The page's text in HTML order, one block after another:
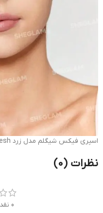
اسپری فیکس شیگلم مدل زرد Matt fresh
نظرات (0)
0 نقد و بررسی